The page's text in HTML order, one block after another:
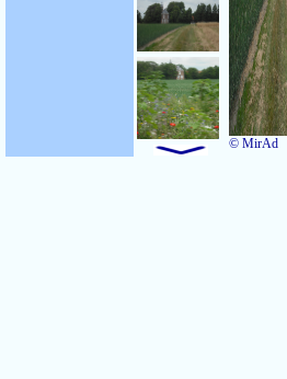
© MirAd